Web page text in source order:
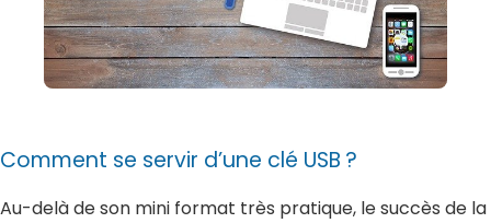
Comment se servir d’une clé USB ?
Au-delà de son mini format très pratique, le succès de la